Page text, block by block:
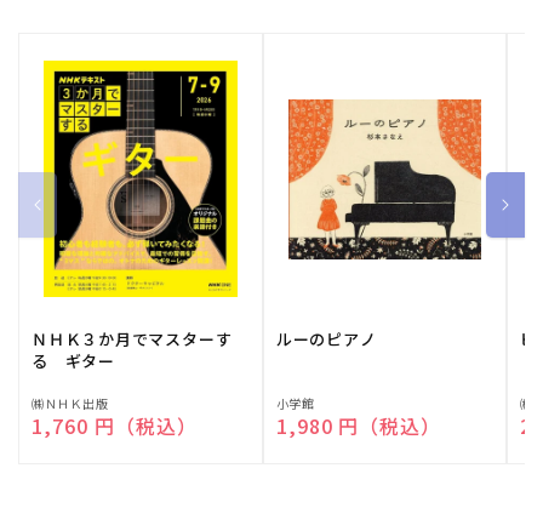
ＮＨＫ３か月でマスターす
る ギター
販
売
㈱ＮＨＫ出版
通常価格
1,760 円（税込）
ルーのピアノ
販
売
小学館
通常価格
1,980 円（税込）
ピ
販
売
㈱